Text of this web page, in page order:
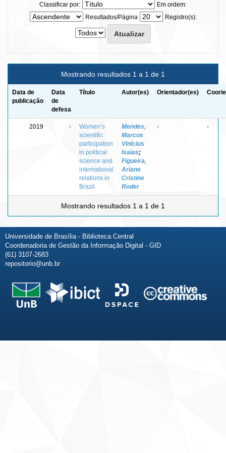
Classificar por:
Em ordem:
Resultados/Página
Registro(s):
Mostrando resultados 1 a 1 de 1
Data de
publicação
Data
de
defesa
Título Autor(es) Orientador(es)
2019 -
Women’s
scientific
participation
in political
science and
international
relations in
Brazil
Mendes,
Marcos
Vinícius
Isaias;
Figueira,
Ariane
Cristine
Roder
- -
Mostrando resultados 1 a 1 de 1
Universidade de Brasília - Biblioteca Central
Coordenadoria de Gestão da Informação Digital - GID
(61) 3107-2683
repositorio@unb.br